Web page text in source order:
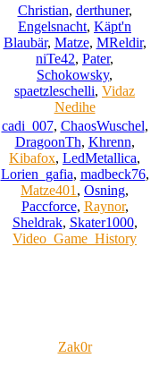
Christian, derthuner,
Engelsnacht, Käpt'n
Blaubär, Matze, MReldir,
niTe42, Pater,
Schokowsky,
spaetzleschelli, Vidaz
Nedihe
cadi_007, ChaosWuschel,
DragoonTh, Khrenn,
Kibafox, LedMetallica,
Lorien_gafia, madbeck76,
Matze401 , Osning,
Paccforce, Raynor,
Sheldrak, Skater1000,
Video_Game_History
Zak0r